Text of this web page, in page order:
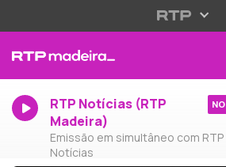
RTP Notícias (RTP
Madeira)
Emissão em simultâneo com RTP
Notícias